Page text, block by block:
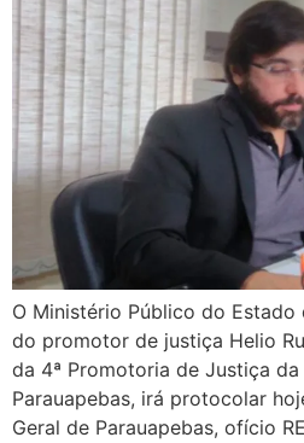
O Ministério Público do
do promotor de justiça Helio
da 4ª Promotoria de Justiça
Parauapebas, irá protocolar
Geral de Parauapebas, ofício